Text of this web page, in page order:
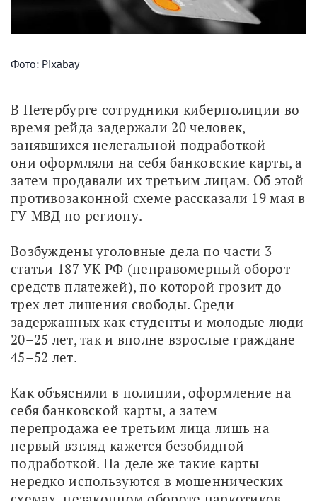
Фото: Pixabay
В Петербурге сотрудники киберполиции во
время рейда задержали 20 человек,
занявшихся нелегальной подработкой —
они оформляли на себя банковские карты, а
затем продавали их третьим лицам. Об этой
противозаконной схеме рассказали 19 мая в
ГУ МВД по региону.
Возбуждены уголовные дела по части 3
статьи 187 УК РФ (неправомерный оборот
средств платежей), по которой грозит до
трех лет лишения свободы. Среди
задержанных как студенты и молодые люди
20–25 лет, так и вполне взрослые граждане
45–52 лет.
Как объяснили в полиции, оформление на
себя банковской карты, а затем
перепродажа ее третьим лица лишь на
первый взгляд кажется безобидной
подработкой. На деле же такие карты
нередко используются в мошеннических